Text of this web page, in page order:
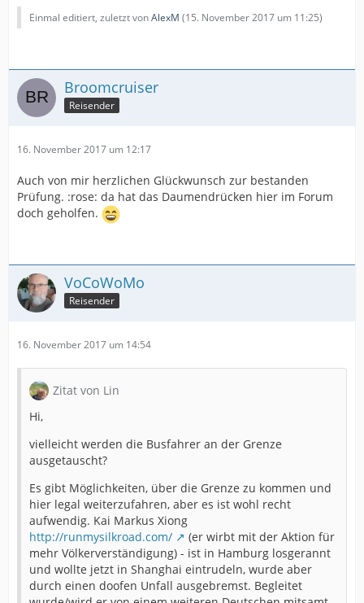
Einmal editiert, zuletzt vonAlexM (15. November 2017 um 11:25)
Broomcruiser
Reisender
16. November 2017 um 12:17
Auch von mir herzlichen Glückwunsch zur bestanden
Prüfung. :rose: da hat das Daumendrücken hier im Forum
doch geholfen.
VoCoWoMo
Reisender
16. November 2017 um 14:54
Zitat von Lin
Hi,
vielleicht werden die Busfahrer an der Grenze
ausgetauscht?
Es gibt Möglichkeiten, über die Grenze zu kommen und
hier legal weiterzufahren, aber es ist wohl recht
aufwendig. Kai Markus Xiong
http://runmysilkroad.com/
(er wirbt mit der Aktion für
mehr Völkerverständigung) - ist in Hamburg losgerannt
und wollte jetzt in Shanghai eintrudeln, wurde aber
durch einen doofen Unfall ausgebremst. Begleitet